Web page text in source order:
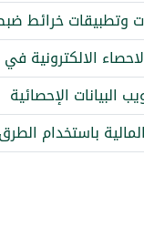
وتطبيقات خرائط
الالكترونية
البيانات الإحصائية
باستخدام